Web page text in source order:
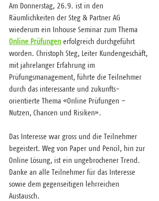
Am Donnerstag, 26.9. ist in den
Räumlichkeiten der Steg & Partner AG
wiederum ein Inhouse Seminar zum Thema
Online Prüfungen erfolgreich durchgeführt
worden. Christoph Steg, Leiter Kundengeschäft,
mit jahrelanger Erfahrung im
Prüfungsmanagement, führte die Teilnehmer
durch das interessante und zukunfts-
orientierte Thema «Online Prüfungen –
Nutzen, Chancen und Risiken».
Das Interesse war gross und die Teilnehmer
begeistert. Weg von Paper und Pencil, hin zur
Online Lösung, ist ein ungebrochener Trend.
Danke an alle Teilnehmer für das Interesse
sowie dem gegenseitigen lehrreichen
Austausch.